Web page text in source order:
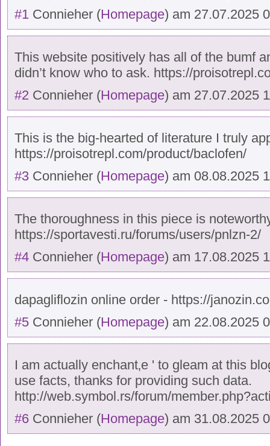
#1 Connieher (Homepage) am 27.07.2025
This website positively has all of the bumf
didn’t know who to ask. https://
#2 Connieher (Homepage) am 27.07.2025
This is the big-hearted of literature I truly
https://proisotrepl.com/product/baclofen/
#3 Connieher (Homepage) am 08.08.2025
The thoroughness in this piece is
https://sportavesti.ru/forums/users/pnlzn-2/
#4 Connieher (Homepage) am 17.08.2025
dapagliflozin online order - https://
#5 Connieher (Homepage) am 22.08.2025
I am actually enchant‚e ' to gleam at this
use facts, thanks for providing such data.
http://web.symbol.rs/forum/
#6 Connieher (Homepage) am 31.08.2025